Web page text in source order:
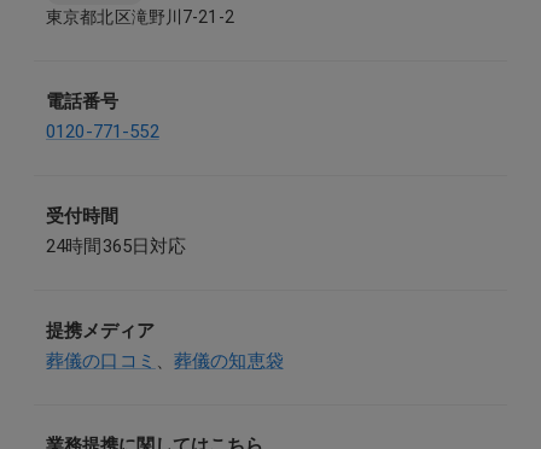
東京都北区滝野川7-21-2
電話番号
0120-771-552
受付時間
24時間365日対応
提携メディア
葬儀の口コミ 、葬儀の知恵袋